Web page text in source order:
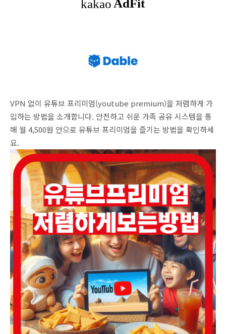
VPN 없이 유튜브 프리미엄(youtube premium)을 저렴하게 가
입하는 방법을 소개합니다. 안전하고 쉬운 가족 공유 시스템을 통
해 월 4,500원 안으로 유튜브 프리미엄을 즐기는 방법을 확인하세
요.